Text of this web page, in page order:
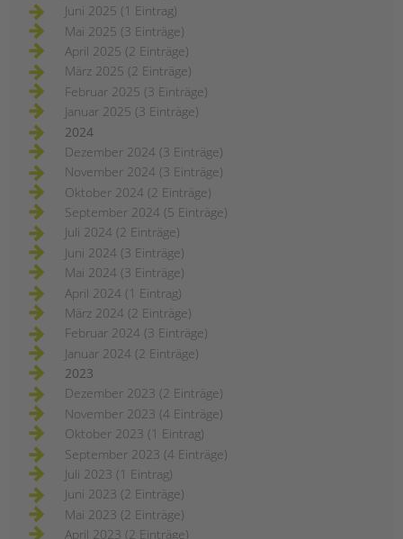
Juni 2025 (1 Eintrag)
Mai 2025 (3 Einträge)
April 2025 (2 Einträge)
März 2025 (2 Einträge)
Februar 2025 (3 Einträge)
Januar 2025 (3 Einträge)
2024
Dezember 2024 (3 Einträge)
November 2024 (3 Einträge)
Oktober 2024 (2 Einträge)
September 2024 (5 Einträge)
Juli 2024 (2 Einträge)
Juni 2024 (3 Einträge)
Mai 2024 (3 Einträge)
April 2024 (1 Eintrag)
März 2024 (2 Einträge)
Februar 2024 (3 Einträge)
Januar 2024 (2 Einträge)
2023
Dezember 2023 (2 Einträge)
November 2023 (4 Einträge)
Oktober 2023 (1 Eintrag)
September 2023 (4 Einträge)
Juli 2023 (1 Eintrag)
Juni 2023 (2 Einträge)
Mai 2023 (2 Einträge)
April 2023 (2 Einträge)